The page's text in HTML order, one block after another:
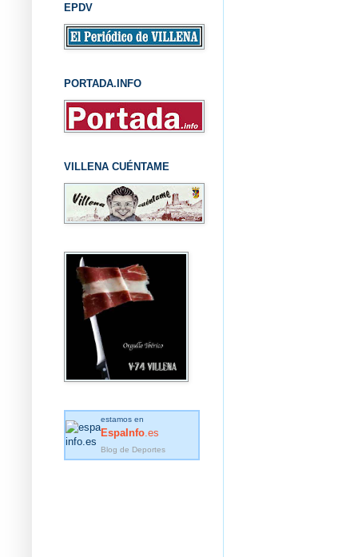
EPDV
PORTADA.INFO
VILLENA CUÉNTAME
estamos en
EspaInfo .es
Blog de Deportes